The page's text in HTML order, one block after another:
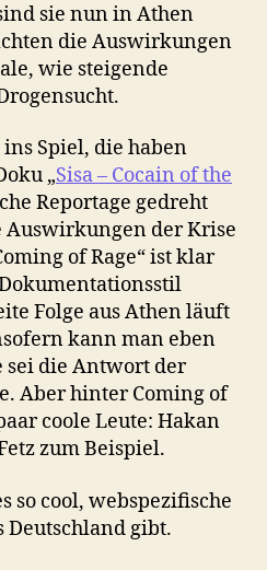
sie nun in Athen
die Auswirkungen
wie steigende
Spiel, die haben
„Sisa – Cocain of the
Reportage gedreht
der Krise
of Rage“ ist klar
Folge aus Athen läuft
kann man eben
sei die Antwort der
Aber hinter Coming of
coole Leute: Hakan
zum Beispiel.
so cool, webspezifische
Deutschland gibt.